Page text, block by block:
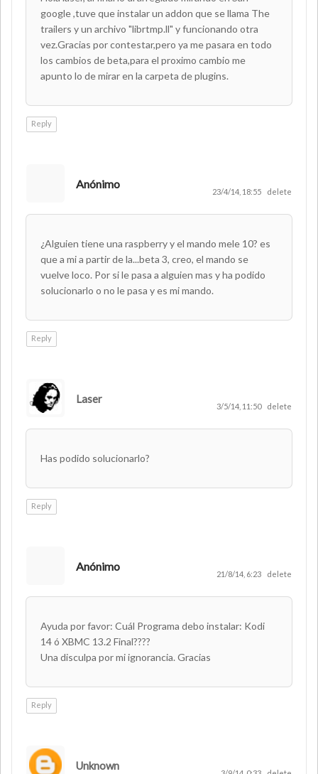
google ,tuve que instalar un addon que se llama The
trailers y un archivo "librtmp.ll" y funcionando otra
vez.Gracias por contestar,pero ya me pasara en todo
los cambios de beta,para el proximo cambio me
apunto lo de mirar en la carpeta de plugins.
Reply
Anónimo
23/4/14, 18:55 delete
¿Alguien tiene una raspberry y el mando mele 10? es
que a mi a partir de la...beta 3, creo, el mando se
vuelve loco. Por si le pasa a alguien mas y ha podido
solucionarlo o no le pasa y es mi mando.
Reply
Laser
3/5/14, 11:50 delete
Has podido solucionarlo?
Reply
Anónimo
21/8/14, 6:23 delete
Ayuda por favor: Cuál Programa debo instalar: Kodi
14 ó XBMC 13.2 Final????
Una disculpa por mi ignorancia. Gracias
Reply
Unknown